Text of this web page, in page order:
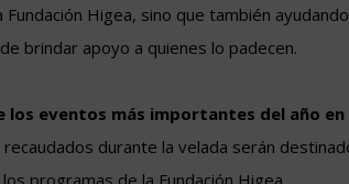
Higea, sino que también
brindar apoyo a quienes lo padecen.
los eventos más importantes del año
durante la velada serán
programas de la Fundación Higea.